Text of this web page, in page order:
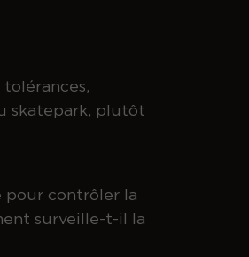
skatepark, plutôt
pour contrôler la
surveille-t-il la